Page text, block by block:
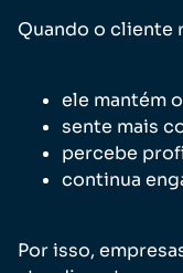
Quando o cliente
ele mantém
sente mais
percebe
continua
Por isso,